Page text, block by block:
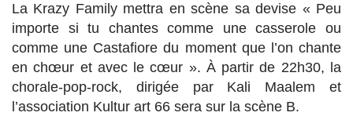
La Krazy Family mettra en scène sa devise « Peu
importe si tu chantes comme une casserole ou
comme une Castafiore du moment que l’on chante
en chœur et avec le cœur ». À partir de 22h30, la
chorale-pop-rock, dirigée par Kali Maalem et
l’association Kultur art 66 sera sur la scène B.